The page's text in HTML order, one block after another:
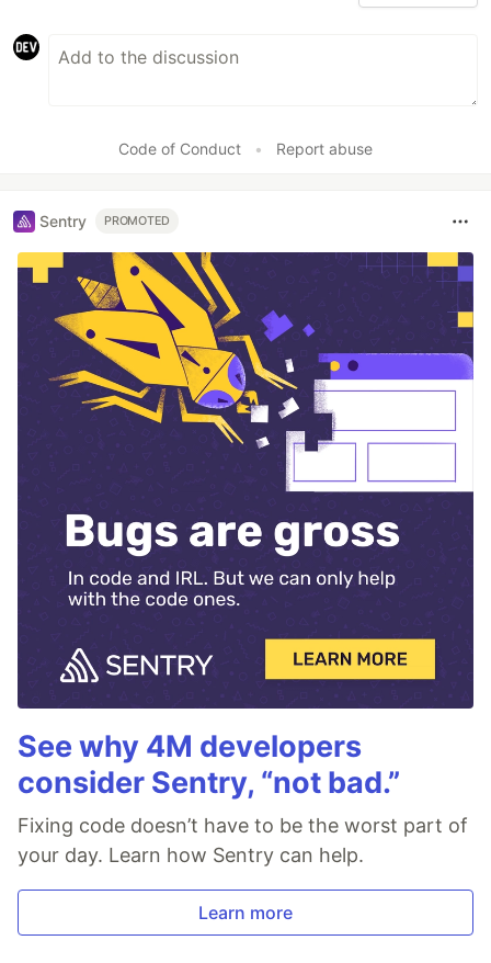
Code of Conduct • Report abuse
Sentry PROMOTED
See why 4M developers
consider Sentry, “not bad.”
Fixing code doesn’t have to be the worst part of
your day. Learn how Sentry can help.
Learn more